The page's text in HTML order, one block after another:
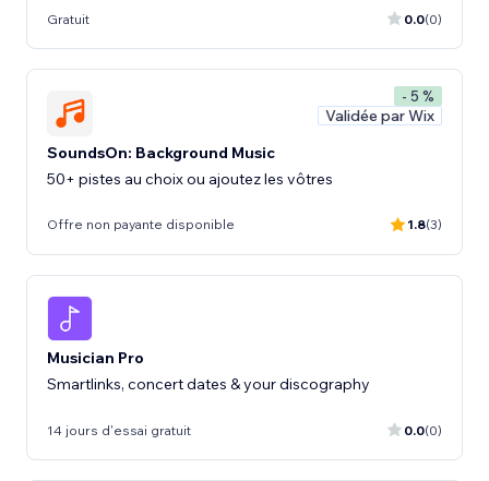
Gratuit 0.0(0)
- 5 %
Validée par Wix
SoundsOn: Background Music
50+ pistes au choix ou ajoutez les vôtres
Offre non payante disponible 1.8(3)
Musician Pro
Smartlinks, concert dates & your discography
14 jours d'essai gratuit 0.0(0)